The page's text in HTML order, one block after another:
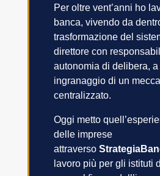
Per oltre vent’anni ho
banca, vivendo da
trasformazione del
direttore con
autonomia di delibera,
ingranaggio di un
centralizzato.
Oggi metto
delle imprese
attraverso
lavoro più per gli istituti